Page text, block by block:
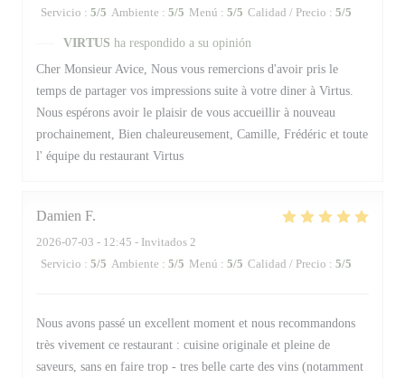
Servicio : 5/5 Ambiente : 5/5 Menú : 5/5 Calidad / Precio : 5/5
VIRTUS ha respondido a su opinión
Cher Monsieur Avice, Nous vous remercions d'avoir pris le
temps de partager vos impressions suite à votre diner à Virtus.
Nous espérons avoir le plaisir de vous accueillir à nouveau
prochainement, Bien chaleureusement, Camille, Frédéric et toute
l' équipe du restaurant Virtus
Damien F
2026-07-03 - 12:45 - Invitados 2
Servicio : 5/5 Ambiente : 5/5 Menú : 5/5 Calidad / Precio : 5/5
Nous avons passé un excellent moment et nous recommandons
très vivement ce restaurant : cuisine originale et pleine de
saveurs, sans en faire trop - tres belle carte des vins (notamment